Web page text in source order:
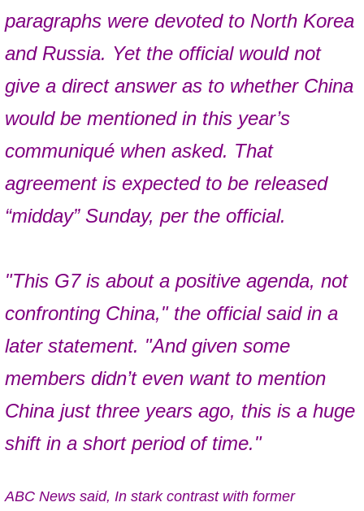
paragraphs were devoted to North Korea
and Russia. Yet the official would not
give a direct answer as to whether China
would be mentioned in this year’s
communiqué when asked. That
agreement is expected to be released
“midday” Sunday, per the official.
"This G7 is about a positive agenda, not
confronting China," the official said in a
later statement. "And given some
members didn’t even want to mention
China just three years ago, this is a huge
shift in a short period of time."
ABC News said, In stark contrast with former